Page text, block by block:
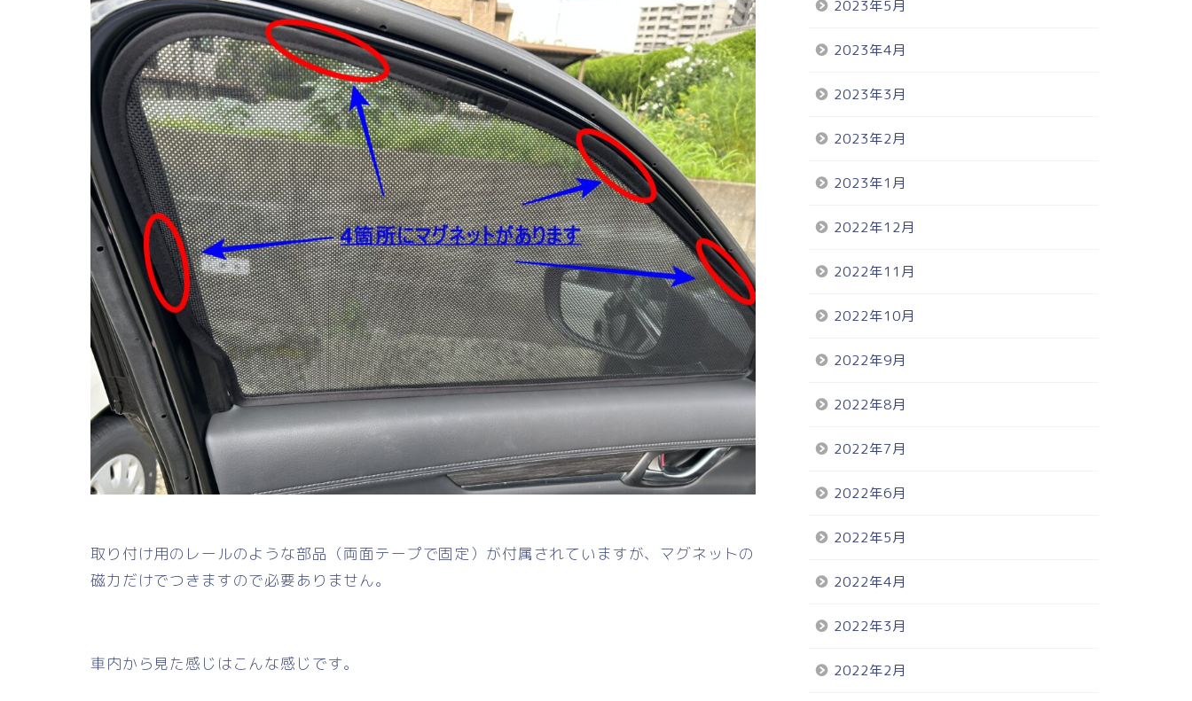
取り付け用のレールのような部品（両面テープで固定）が付属されていますが、マグネットの
磁力だけでつきますので必要ありません。
車内から見た感じはこんな感じです。
2023年5月
2023年4月
2023年3月
2023年2月
2023年1月
2022年12月
2022年11月
2022年10月
2022年9月
2022年8月
2022年7月
2022年6月
2022年5月
2022年4月
2022年3月
2022年2月